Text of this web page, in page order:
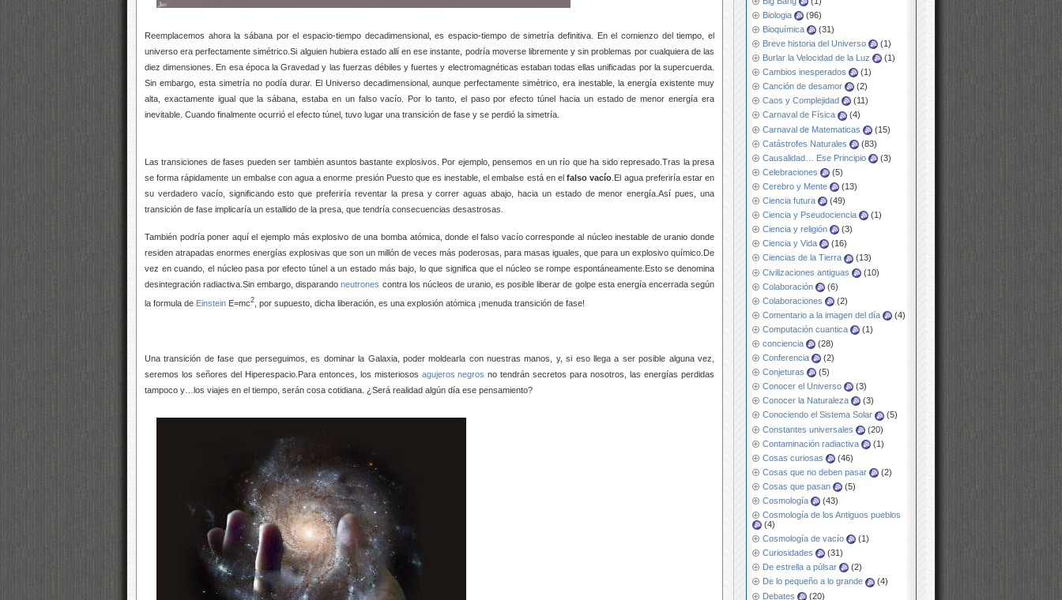
Biologia
(96)
Bioquímica
(31)
Breve historia del Universo
(1)
Burlar la Velocidad de la Luz
(1)
Cambios inesperados
(1)
Canción de desamor
(2)
Caos y Complejidad
(11)
Carnaval de Física
(4)
Carnaval de Matematicas
(15)
Catástrofes Naturales
(83)
Causalidad… Ese Principio
(3)
Celebraciones
(5)
Cerebro y Mente
(13)
Ciencia futura
(49)
Ciencia y Pseudociencia
(1)
Ciencia y religión
(3)
Ciencia y Vida
(16)
Ciencias de la Tierra
(13)
Civilizaciones antiguas
(10)
Colaboración
(6)
Colaboraciones
(2)
Comentario a la imagen del día
(4)
Computación cuantica
(1)
conciencia
(28)
Conferencia
(2)
Conjeturas
(5)
Conocer el Universo
(3)
Conocer la Naturaleza
(3)
Conociendo el Sistema Solar
(5)
Constantes universales
(20)
Contaminación radiactiva
(1)
Cosas curiosas
(46)
Cosas que no deben pasar
(2)
Cosas que pasan
(5)
Cosmología
(43)
Cosmología de los Antiguos pueblos
(4)
Cosmología de vacío
(1)
Curiosidades
(31)
De estrella a púlsar
(2)
De lo pequeño a lo grande
(4)
Debates
(20)
Reemplacemos ahora la sábana por el espacio-tiempo decadimensional, es espacio-tiempo de simetría definitiva. En el comienzo del tiempo, el
universo era perfectamente simétrico.Si alguien hubiera estado allí en ese instante, podría moverse libremente y sin problemas por cualquiera de las
diez dimensiones. En esa época la Gravedad y las fuerzas débiles y fuertes y electromagnéticas estaban todas ellas unificadas por la supercuerda.
Sin embargo, esta simetría no podía durar. El Universo decadimensional, aunque perfectamente simétrico, era inestable, la energía existente muy
alta, exactamente igual que la sábana, estaba en un falso vacío. Por lo tanto, el paso por efecto túnel hacia un estado de menor energía era
inevitable. Cuando finalmente ocurrió el efecto túnel, tuvo lugar una transición de fase y se perdió la simetría.
Las transiciones de fases pueden ser también asuntos bastante explosivos. Por ejemplo, pensemos en un río que ha sido represado.Tras la presa
se forma rápidamente un embalse con agua a enorme presión Puesto que es inestable, el embalse está en elfalso vacío .El agua preferiría estar en
su verdadero vacío, significando esto que preferiría reventar la presa y correr aguas abajo, hacia un estado de menor energía.Así pues, una
transición de fase implicaría un estallido de la presa, que tendría consecuencias desastrosas.
También podría poner aquí el ejemplo más explosivo de una bomba atómica, donde el falso vacío corresponde al núcleo inestable de uranio donde
residen atrapadas enormes energías explosivas que son un millón de veces más poderosas, para masas iguales, que para un explosivo químico.De
vez en cuando, el núcleo pasa por efecto túnel a un estado más bajo, lo que significa que el núcleo se rompe espontáneamente.Esto se denomina
desintegración radiactiva.Sin embargo, disparandoneutrones contra los núcleos de uranio, es posible liberar de golpe esta energía encerrada según
la formula de Einstein E=mc2 , por supuesto, dicha liberación, es una explosión atómica ¡menuda transición de fase!
Una transición de fase que perseguimos, es dominar la Galaxia, poder moldearla con nuestras manos, y, si eso llega a ser posible alguna vez,
seremos los señores del Hiperespacio.Para entonces, los misteriosos agujeros negros no tendrán secretos para nosotros, las energías perdidas
tampoco y…los viajes en el tiempo, serán cosa cotidiana. ¿Será realidad algún día ese pensamiento?